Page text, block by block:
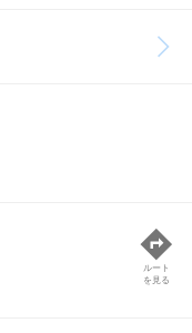
ルート
を見る